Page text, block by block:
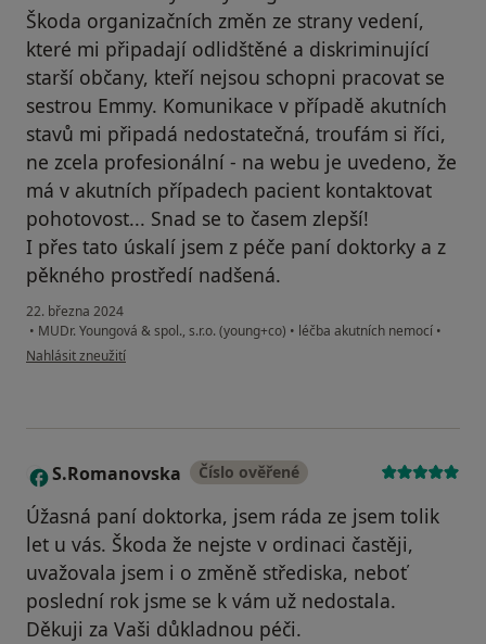
Škoda organizačních změn ze strany vedení,
které mi připadají odlidštěné a diskriminující
starší občany, kteří nejsou schopni pracovat se
sestrou Emmy. Komunikace v případě akutních
stavů mi připadá nedostatečná, troufám si říci,
ne zcela profesionální - na webu je uvedeno, že
má v akutních případech pacient kontaktovat
pohotovost... Snad se to časem zlepší!
I přes tato úskalí jsem z péče paní doktorky a z
pěkného prostředí nadšená.
22. března 2024
• MUDr. Youngová & spol., s.r.o. (young+co) • léčba akutních nemocí •
podle názoru uživatele Helena Neckářová
Nahlásit zneužití
S S.Romanovska Číslo ověřené
Úžasná paní doktorka, jsem ráda ze jsem tolik
let u vás. Škoda že nejste v ordinaci častěji,
uvažovala jsem i o změně střediska, neboť
poslední rok jsme se k vám už nedostala.
Děkuji za Vaši důkladnou péči.